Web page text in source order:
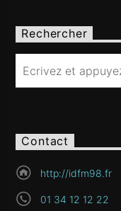
Rechercher
Contact
http://idfm98.fr
01 34 12 12 22